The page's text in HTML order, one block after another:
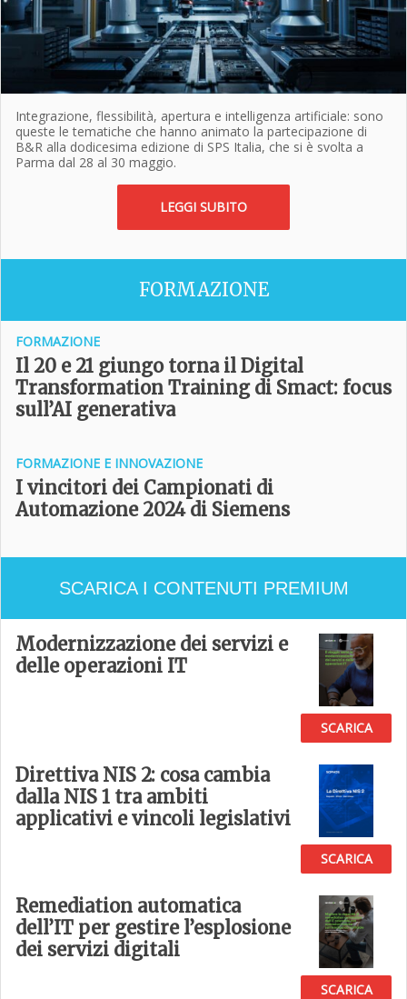
Integrazione, flessibilità, apertura e intelligenza artificiale: sono
queste le tematiche che hanno animato la partecipazione di
B&R alla dodicesima edizione di SPS Italia, che si è svolta a
Parma dal 28 al 30 maggio.
LEGGI SUBITO
FORMAZIONE
FORMAZIONE
Il 20 e 21 giungo torna il Digital
Transformation Training di Smact: focus
sull’AI generativa
FORMAZIONE E INNOVAZIONE
I vincitori dei Campionati di
Automazione 2024 di Siemens
SCARICA I CONTENUTI PREMIUM
Modernizzazione dei servizi e
delle operazioni IT
SCARICA
Direttiva NIS 2: cosa cambia
dalla NIS 1 tra ambiti
applicativi e vincoli legislativi
SCARICA
Remediation automatica
dell’IT per gestire l’esplosione
dei servizi digitali
SCARICA